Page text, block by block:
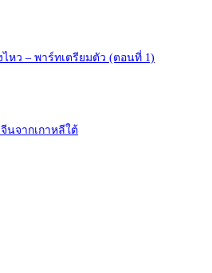
ไหว – พาร์ทเตรียมตัว (ตอนที่ 1)
นจากเกาหลีใต้